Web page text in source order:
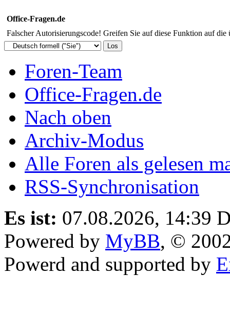
Office-Fragen.de
Falscher Autorisierungscode! Greifen Sie auf diese Funktion auf
Foren-Team
Office-Fragen.de
Nach oben
Archiv-Modus
Alle Foren als gelesen
RSS-Synchronisation
Es ist: 07.08.2026, 14:39
Powered by MyBB, ©
Powerd and supported by